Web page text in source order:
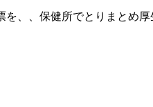
、、保健所でとりまとめ厚